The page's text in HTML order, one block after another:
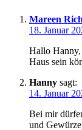
Mareen
18. Januar
Hallo Hanny,
Haus sein
Hanny sagt:
14. Januar
Bei mir
und